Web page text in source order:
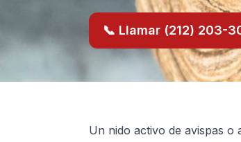
📞 Llamar (212) 203-
Un nido activo de avispas